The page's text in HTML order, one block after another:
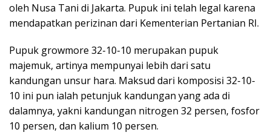
oleh Nusa Tani di Jakarta. Pupuk ini telah legal karena
mendapatkan perizinan dari Kementerian Pertanian RI.
Pupuk growmore 32-10-10 merupakan pupuk
majemuk, artinya mempunyai lebih dari satu
kandungan unsur hara. Maksud dari komposisi 32-10-
10 ini pun ialah petunjuk kandungan yang ada di
dalamnya, yakni kandungan nitrogen 32 persen, fosfor
10 persen, dan kalium 10 persen.